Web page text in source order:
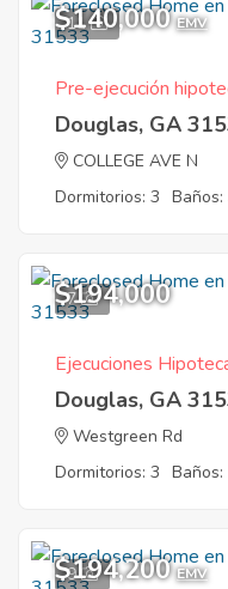
11
$140,000 EMV
Pre-ejecución
Douglas, GA
COLLEGE AVE N
Dormitorios: 3 Baños:
7
$194,000
Ejecuciones
Douglas, GA
Westgreen Rd
Dormitorios: 3 Baños:
9
$194,200 EMV